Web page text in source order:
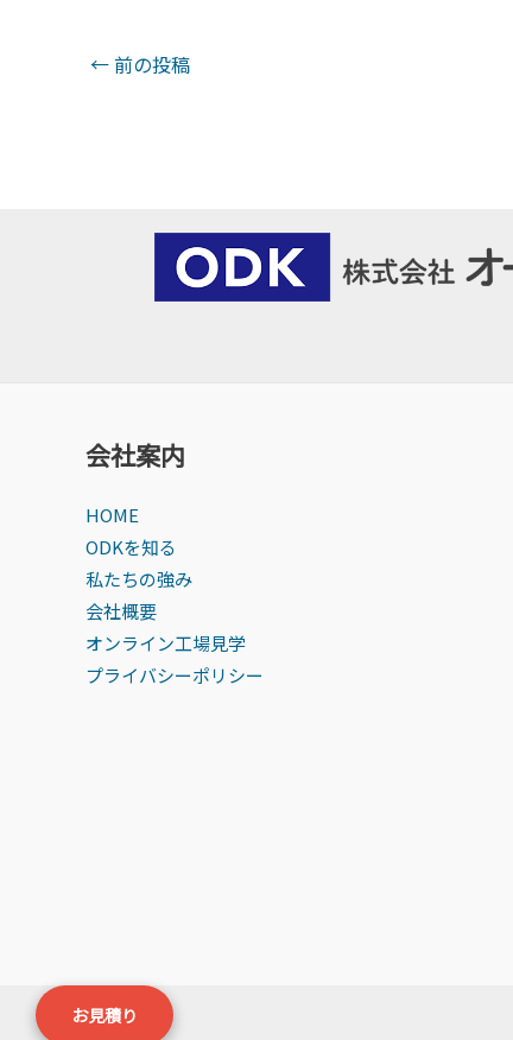
投←前の投稿
会社案内
HOME
ODKを知る
私たちの強み
会社概要
オンライン工場見学
プライバシーポリシー
お見積り